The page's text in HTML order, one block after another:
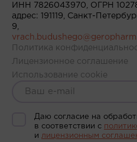
ИНН 7826043970, ОГРН
адрес: 191119, Санкт-
9,
Политика
Лицензионное соглашение
Использование cookie
Даю согласие на
в соответствии c
и лицензионным